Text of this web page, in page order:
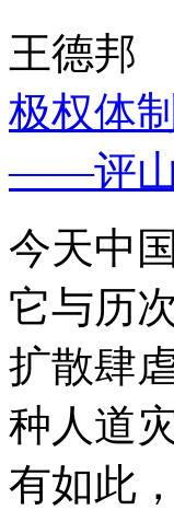
王德邦
极权体
——评山
今天中
它与历
扩散肆
种人道
有如此